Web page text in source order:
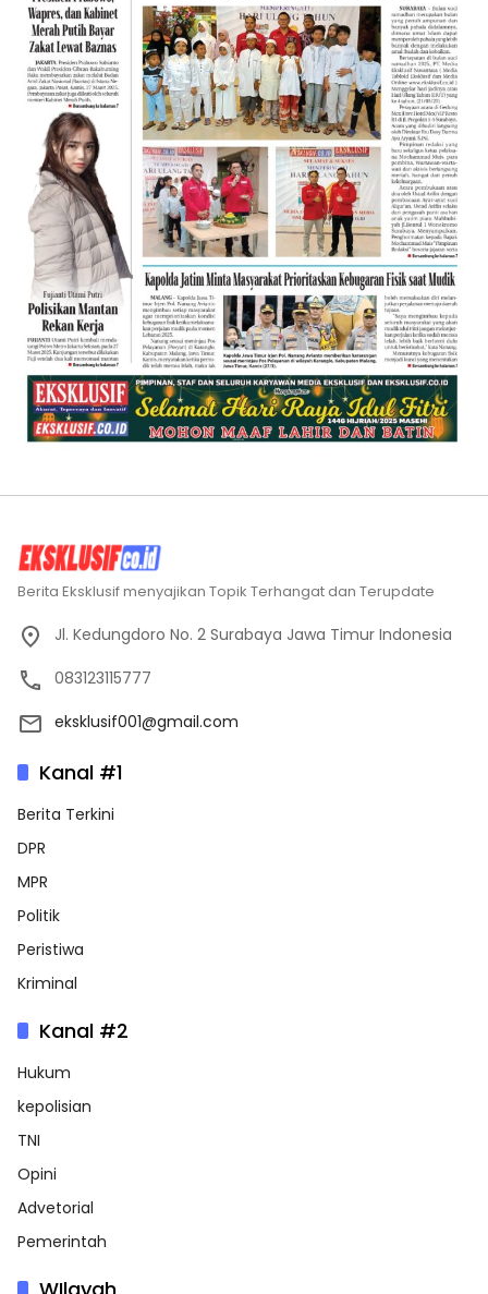
Berita Eksklusif menyajikan Topik Terhangat dan Terupdate
Jl. Kedungdoro No. 2 Surabaya Jawa Timur Indonesia
083123115777
eksklusif001@gmail.com
Kanal #1
Berita Terkini
DPR
MPR
Politik
Peristiwa
Kriminal
Kanal #2
Hukum
kepolisian
TNI
Opini
Advetorial
Pemerintah